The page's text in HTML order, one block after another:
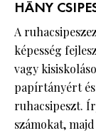
HÁNY
A
képesség
vagy
papírtányért
ruhacsipeszt.
számokat,